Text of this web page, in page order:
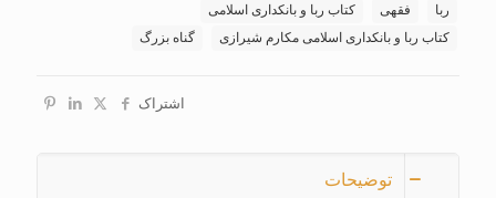
عدد
ربا
فقهی
کتاب ربا و بانکداری اسلامی
کتاب ربا و بانکداری اسلامی مکارم شیرازی
گناه بزرگ
اشتراک
توضیحات